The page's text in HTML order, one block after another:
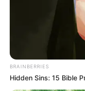
BRAINBERRIES
Hidden Sins: 15 Bible